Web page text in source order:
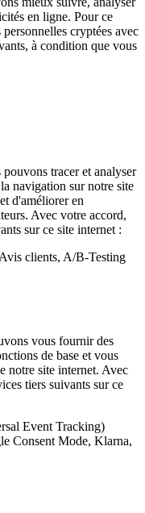
en ligne. Pour ce
cryptées avec
à condition que vous
tracer et analyser
navigation sur notre site
d'améliorer en
Avec votre accord,
sur ce site internet :
clients, A/B-Testing
vous fournir des
de base et vous
notre site internet. Avec
tiers suivants sur ce
Event Tracking)
Consent Mode, Klarna,